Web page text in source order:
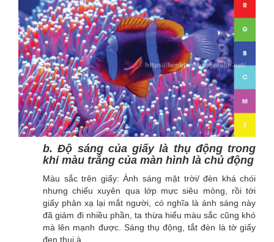
b. Độ sáng của giấy là thụ động trong
khi màu trắng của màn hình là chủ động
Màu sắc trên giấy: Ánh sáng mặt trời/ đèn khá chói
nhưng chiếu xuyên qua lớp mực siêu mỏng, rồi tới
giấy phản xạ lại mắt người, có nghĩa là ánh sáng này
đã giảm đi nhiều phần, ta thừa hiểu màu sắc cũng khó
mà lên mạnh được. Sáng thụ động, tắt đèn là tờ giấy
đen thui à.